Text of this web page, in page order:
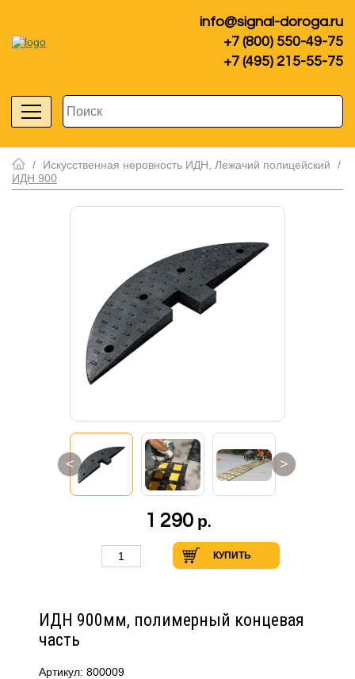
info@signal-doroga.ru
+7 (800) 550-49-75
+7 (495) 215-55-75
/ Искусственная неровность ИДН, Лежачий полицейский
/
ИДН 900
ИДН 900мм, полимерный концевая
часть
Артикул: 800009
< >
1 290 р.
КУПИТЬ